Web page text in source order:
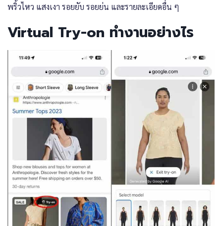
พริ้วไหว แสงเงา รอยยับ รอยย่น และรายละเอียดอื่น ๆ
Virtual Try-on ทำงานอย่างไร